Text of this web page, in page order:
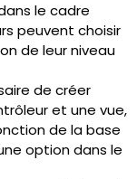
le cadre
peuvent choisir
de leur niveau
de créer
et une vue,
de la base
option dans le